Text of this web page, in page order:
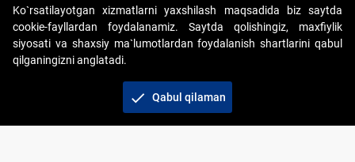
Copyright © 2017-2026. "Elektron onlayn-auksionlarni tashkil etish"
AJ. Barcha huquqlar himoyalangan
+998 71 202-21-11
Ko`rsatilayotgan xizmatlarni yaxshilash maqsadida biz saytda
cookie-fayllardan foydalanamiz. Saytda qolishingiz, maxfiylik
siyosati va shaxsiy ma`lumotlardan foydalanish shartlarini qabul
qilganingizni anglatadi.
check Qabul qilaman